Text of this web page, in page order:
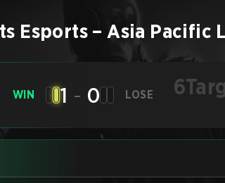
Esports –Asia Pacific
WIN 1 - 0 LOSE